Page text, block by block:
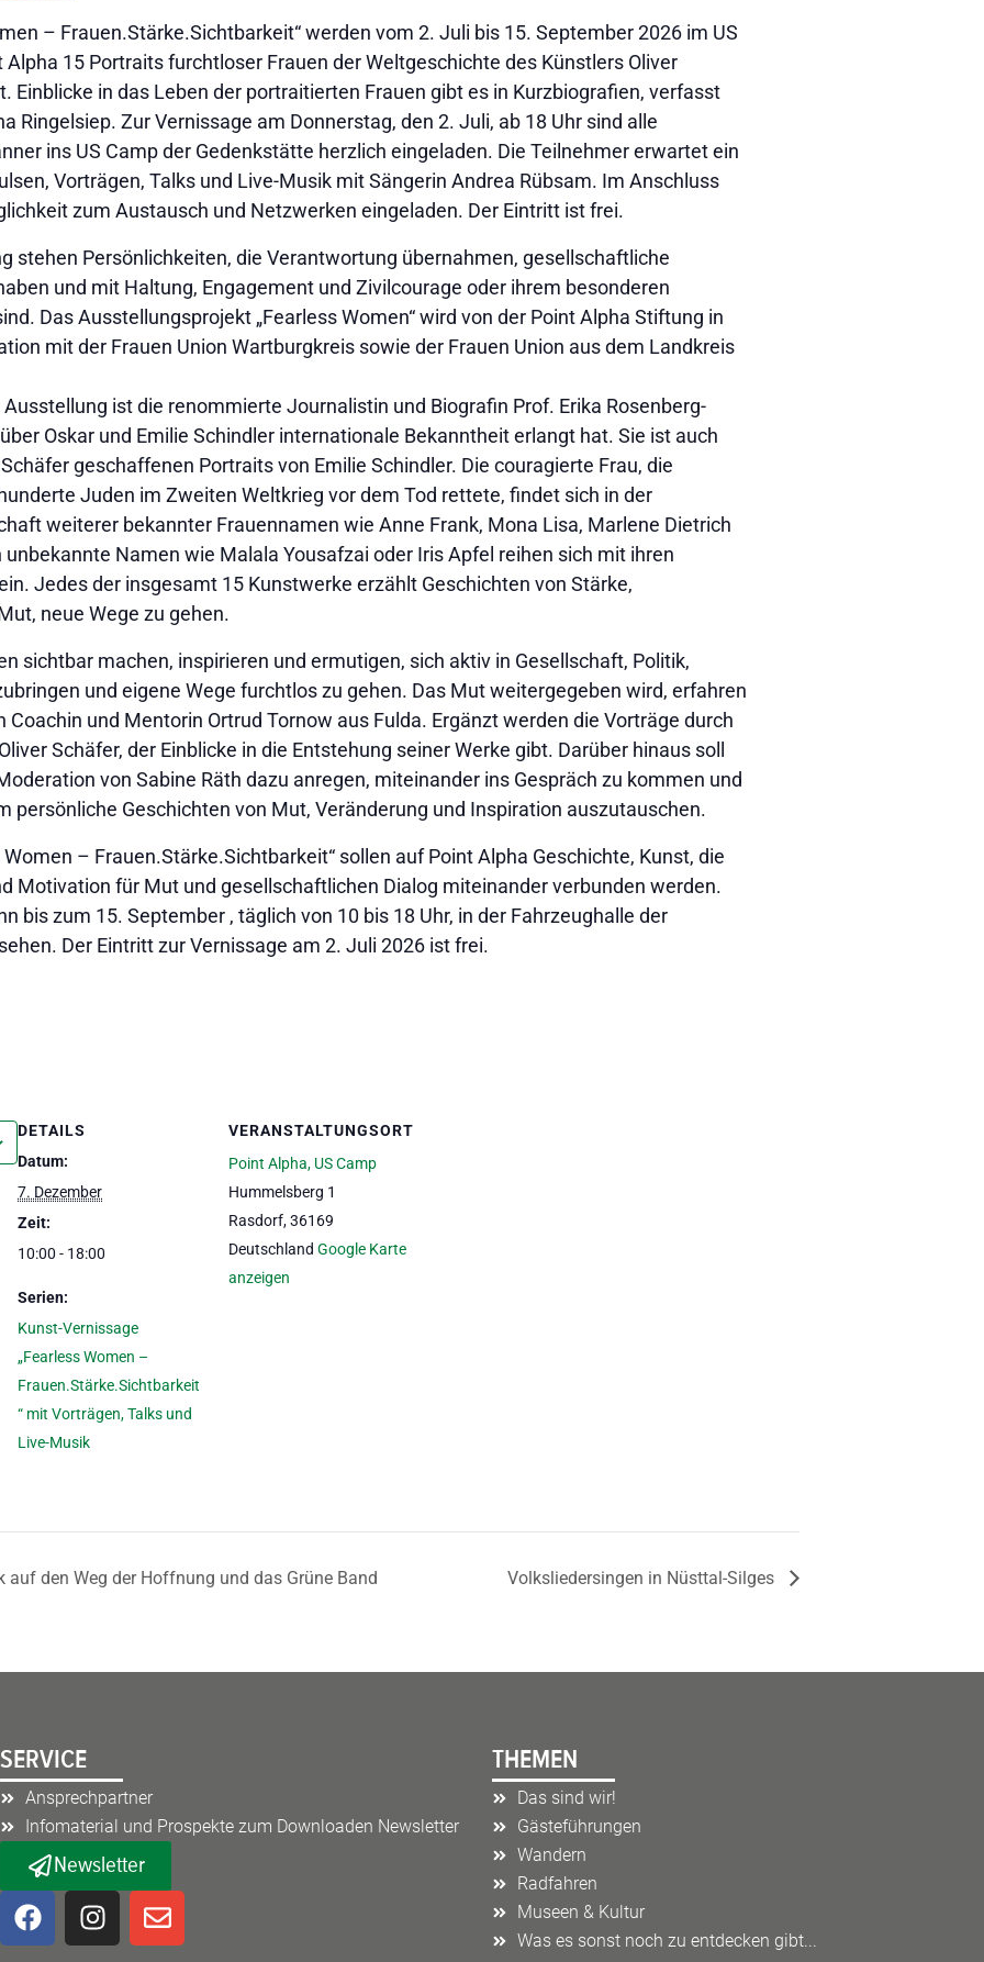
– Frauen.Stärke.Sichtbarkeit“ werden vom 2. Juli bis 15. September 2026 im US
15 Portraits furchtloser Frauen der Weltgeschichte des Künstlers Oliver
Einblicke in das Leben der portraitierten Frauen gibt es in Kurzbiografien, verfasst
Ringelsiep. Zur Vernissage am Donnerstag, den 2. Juli, ab 18 Uhr sind alle
ins US Camp der Gedenkstätte herzlich eingeladen. Die Teilnehmer erwartet ein
Vorträgen, Talks und Live-Musik mit Sängerin Andrea Rübsam. Im Anschluss
zum Austausch und Netzwerken eingeladen. Der Eintritt ist frei.
stehen Persönlichkeiten, die Verantwortung übernahmen, gesellschaftliche
und mit Haltung, Engagement und Zivilcourage oder ihrem besonderen
Das Ausstellungsprojekt „Fearless Women“ wird von der Point Alpha Stiftung in
mit der Frauen Union Wartburgkreis sowie der Frauen Union aus dem Landkreis
ist die renommierte Journalistin und Biografin Prof. Erika Rosenberg-
Oskar und Emilie Schindler internationale Bekanntheit erlangt hat. Sie ist auch
geschaffenen Portraits von Emilie Schindler. Die couragierte Frau, die
Juden im Zweiten Weltkrieg vor dem Tod rettete, findet sich in der
weiterer bekannter Frauennamen wie Anne Frank, Mona Lisa, Marlene Dietrich
Namen wie Malala Yousafzai oder Iris Apfel reihen sich mit ihren
Jedes der insgesamt 15 Kunstwerke erzählt Geschichten von Stärke,
neue Wege zu gehen.
sichtbar machen, inspirieren und ermutigen, sich aktiv in Gesellschaft, Politik,
und eigene Wege furchtlos zu gehen. Das Mut weitergegeben wird, erfahren
Coachin und Mentorin Ortrud Tornow aus Fulda. Ergänzt werden die Vorträge durch
Schäfer, der Einblicke in die Entstehung seiner Werke gibt. Darüber hinaus soll
von Sabine Räth dazu anregen, miteinander ins Gespräch zu kommen und
persönliche Geschichten von Mut, Veränderung und Inspiration auszutauschen.
– Frauen.Stärke.Sichtbarkeit“ sollen auf Point Alpha Geschichte, Kunst, die
Motivation für Mut und gesellschaftlichen Dialog miteinander verbunden werden.
bis zum 15. September , täglich von 10 bis 18 Uhr, in der Fahrzeughalle der
Der Eintritt zur Vernissage am 2. Juli 2026 ist frei.
DETAILS
Datum:
7. Dezember
Zeit:
10:00 - 18:00
Serien:
Kunst-Vernissage
„Fearless Women –
Frauen.Stärke.Sichtbarkeit
“ mit Vorträgen, Talks und
Live-Musik
VERANSTALTUNGSORT
Point Alpha, US Camp
Hummelsberg 1
Rasdorf,36169
Deutschland Google Karte
anzeigen
den Weg der Hoffnung und das Grüne Band Volksliedersingen in Nüsttal-Silges
SERVICE
Ansprechpartner
Infomaterial und Prospekte zum Downloaden Newsletter
Newsletter
F
a
I
n
E
n
THEMEN
Das sind wir!
Gästeführungen
Wandern
Radfahren
Museen & Kultur
Was es sonst noch zu entdecken gibt...